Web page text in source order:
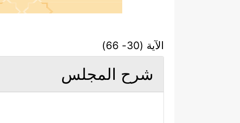
الآية (30- 66)
شرح المجلس